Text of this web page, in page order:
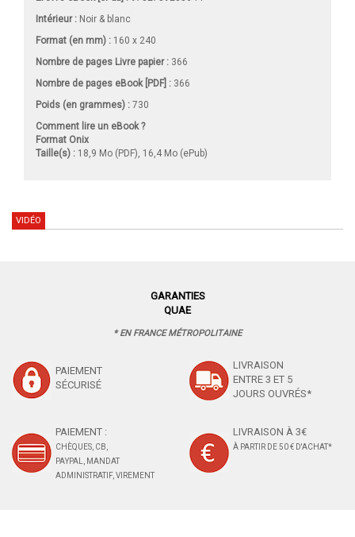
Intérieur : Noir & blanc
Format (en mm) : 160 x 240
Nombre de pages Livre papier: 366
Nombre de pages eBook [PDF] : 366
Poids (en grammes) : 730
Comment lire un eBook ?
Format Onix
Taille(s) : 18,9 Mo (PDF), 16,4 Mo (ePub)
VIDÉO
GARANTIES
QUAE
* EN FRANCE MÉTROPOLITAINE
PAIEMENT
SÉCURISÉ
LIVRAISON
ENTRE 3 ET 5
JOURS OUVRÉS*
PAIEMENT :
CHÈQUES, CB,
PAYPAL, MANDAT
ADMINISTRATIF, VIREMENT
LIVRAISON À 3€
À PARTIR DE 50 € D'ACHAT*